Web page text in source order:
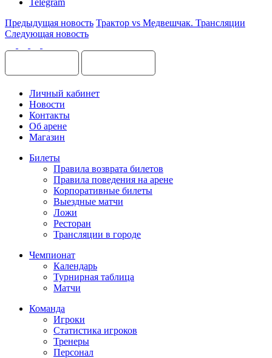
Предыдущая новость Трактор vs Медвешчак. Трансляции
Следующая новость
Личный кабинет
Новости
Контакты
Об арене
Магазин
Билеты
Правила возврата билетов
Правила поведения на арене
Корпоративные билеты
Выездные матчи
Ложи
Ресторан
Трансляции в городе
Чемпионат
Календарь
Турнирная таблица
Матчи
Команда
Игроки
Статистика игроков
Тренеры
Персонал